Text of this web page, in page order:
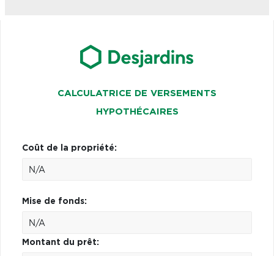
CALCULATRICE DE VERSEMENTS
HYPOTHÉCAIRES
Coût de la propriété:
Mise de fonds:
Montant du prêt: